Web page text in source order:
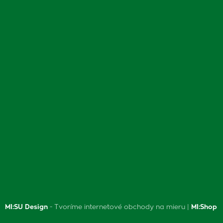
MI:SU Design - Tvoríme internetové obchody na mieru | MI:Shop